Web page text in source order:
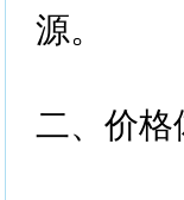
源。
二、价格